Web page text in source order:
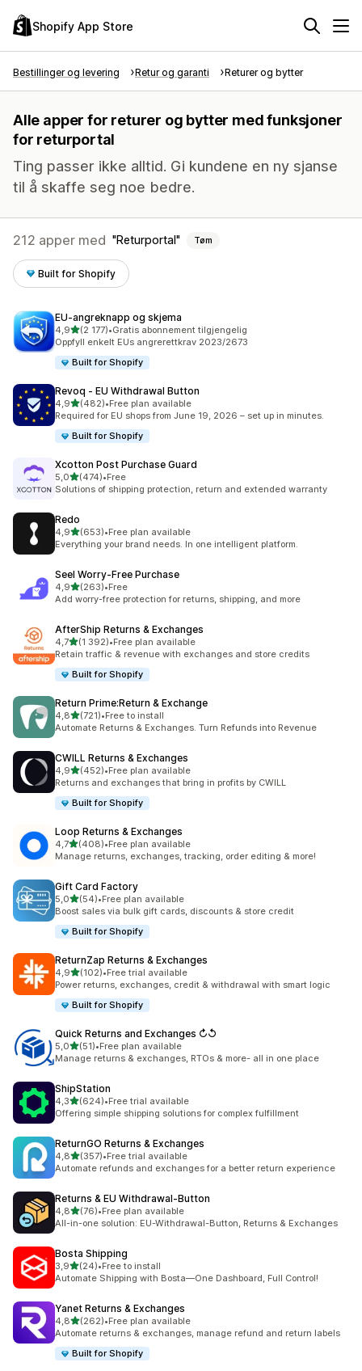
Shopify App Store
Bestillinger og levering Retur og garanti Returer og bytter
Alle apper for returer og bytter med funksjoner
for returportal
Ting passer ikke alltid. Gi kundene en ny sjanse
til å skaffe seg noe bedre.
212 apper med Returportal Tøm
Built for Shopify
EU‑angreknapp og skjema
4,9av 5 stjerner
(2 177)
Totalt 2177 omtaler
•Gratis abonnement tilgjengelig
Oppfyll enkelt EUs angrerettkrav 2023/2673
Built for Shopify
Revoq ‑ EU Withdrawal Button
4,9av 5 stjerner
(482)
Totalt 482 omtaler
•Free plan available
Required for EU shops from June 19, 2026 – set up in minutes.
Built for Shopify
Xcotton Post Purchase Guard
5,0av 5 stjerner
(474)
Totalt 474 omtaler
•Free
Solutions of shipping protection, return and extended warranty
Redo
4,9av 5 stjerner
(653)
Totalt 653 omtaler
•Free plan available
Everything your brand needs. In one intelligent platform.
Seel Worry‑Free Purchase
4,9av 5 stjerner
(263)
Totalt 263 omtaler
•Free
Add worry-free protection for returns, shipping, and more
AfterShip Returns & Exchanges
4,7av 5 stjerner
(1 392)
Totalt 1392 omtaler
•Free plan available
Retain traffic & revenue with exchanges and store credits
Built for Shopify
Return Prime:Return & Exchange
4,8av 5 stjerner
(721)
Totalt 721 omtaler
•Free to install
Automate Returns & Exchanges. Turn Refunds into Revenue
CWILL Returns & Exchanges
4,9av 5 stjerner
(452)
Totalt 452 omtaler
•Free plan available
Returns and exchanges that bring in profits by CWILL
Built for Shopify
Loop Returns & Exchanges
4,7av 5 stjerner
(408)
Totalt 408 omtaler
•Free plan available
Manage returns, exchanges, tracking, order editing & more!
Gift Card Factory
5,0av 5 stjerner
(54)
Totalt 54 omtaler
•Free plan available
Boost sales via bulk gift cards, discounts & store credit
Built for Shopify
ReturnZap Returns & Exchanges
4,9av 5 stjerner
(102)
Totalt 102 omtaler
•Free trial available
Power returns, exchanges, credit & withdrawal with smart logic
Built for Shopify
Quick Returns and Exchanges ↻↺
5,0av 5 stjerner
(51)
Totalt 51 omtaler
•Free plan available
Manage returns & exchanges, RTOs & more- all in one place
ShipStation
4,3av 5 stjerner
(624)
Totalt 624 omtaler
•Free trial available
Offering simple shipping solutions for complex fulfillment
ReturnGO Returns & Exchanges
4,8av 5 stjerner
(357)
Totalt 357 omtaler
•Free trial available
Automate refunds and exchanges for a better return experience
Returns & EU Withdrawal‑Button
4,8av 5 stjerner
(76)
Totalt 76 omtaler
•Free plan available
All-in-one solution: EU-Withdrawal-Button, Returns & Exchanges
Bosta Shipping
3,9av 5 stjerner
(24)
Totalt 24 omtaler
•Free to install
Automate Shipping with Bosta—One Dashboard, Full Control!
Yanet Returns & Exchanges
4,8av 5 stjerner
(262)
Totalt 262 omtaler
•Free plan available
Automate returns & exchanges, manage refund and return labels
Built for Shopify